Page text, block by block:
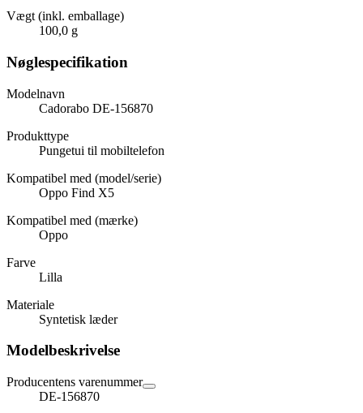
Vægt (inkl. emballage)
100,0 g
Nøglespecifikation
Modelnavn
Cadorabo DE-156870
Produkttype
Pungetui til mobiltelefon
Kompatibel med (model/serie)
Oppo Find X5
Kompatibel med (mærke)
Oppo
Farve
Lilla
Materiale
Syntetisk læder
Modelbeskrivelse
Producentens varenummer
DE-156870